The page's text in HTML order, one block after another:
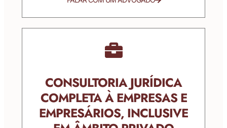
CONSULTORIA JURÍDICA
COMPLETA À EMPRESAS E
EMPRESÁRIOS, INCLUSIVE